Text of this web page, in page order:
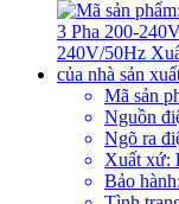
Mã sản
Nguồn
Ngõ ra
Xuất xứ:
Bảo hành: